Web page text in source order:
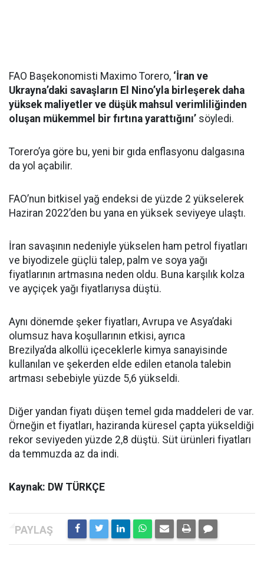
FAO Başekonomisti Maximo Torero, ‘İran ve
Ukrayna’daki savaşların El Nino’yla birleşerek daha
yüksek maliyetler ve düşük mahsul verimliliğinden
oluşan mükemmel bir fırtına yarattığını’ söyledi.
Torero’ya göre bu, yeni bir gıda enflasyonu dalgasına
da yol açabilir.
FAO’nun bitkisel yağ endeksi de yüzde 2 yükselerek
Haziran 2022’den bu yana en yüksek seviyeye ulaştı.
İran savaşının nedeniyle yükselen ham petrol fiyatları
ve biyodizele güçlü talep, palm ve soya yağı
fiyatlarının artmasına neden oldu. Buna karşılık kolza
ve ayçiçek yağı fiyatlarıysa düştü.
Aynı dönemde şeker fiyatları, Avrupa ve Asya’daki
olumsuz hava koşullarının etkisi, ayrıca
Brezilya’da alkollü içeceklerle kimya sanayisinde
kullanılan ve şekerden elde edilen etanola talebin
artması sebebiyle yüzde 5,6 yükseldi.
Diğer yandan fiyatı düşen temel gıda maddeleri de var.
Örneğin et fiyatları, haziranda küresel çapta yükseldiği
rekor seviyeden yüzde 2,8 düştü. Süt ürünleri fiyatları
da temmuzda az da indi.
Kaynak: DW TÜRKÇE